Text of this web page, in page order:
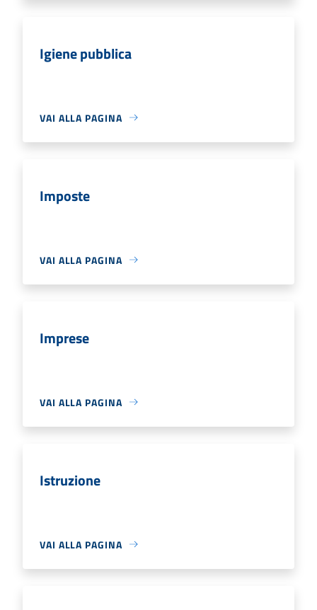
Igiene pubblica
VAI ALLA PAGINA
Imposte
VAI ALLA PAGINA
Imprese
VAI ALLA PAGINA
Istruzione
VAI ALLA PAGINA